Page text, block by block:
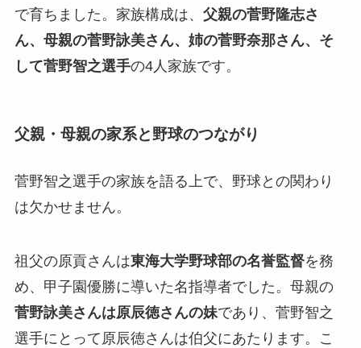
で育ちました。家族構成は、 父親の菅野隆志さ
ん、母親の菅野詠美さん、姉の菅野奈那さん、そ
して菅野智之選手の4人家族です。
父親・母親の家系と野球のつながり
菅野智之選手の家族を語る上で、野球との関わり
は欠かせません。
祖父の原貢さんは東海大学野球部の名誉監督を務
め、甲子園優勝に導いた名指導者でした。母親の
菅野詠美さんは原辰徳さんの妹であり、菅野智之
選手にとって原辰徳さんは伯父にあたります。こ